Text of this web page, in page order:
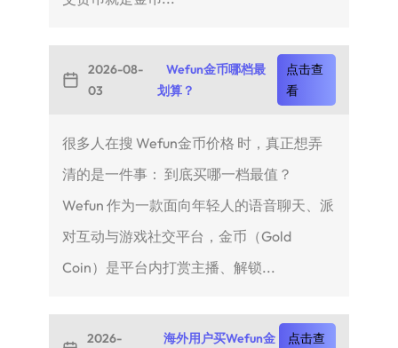
2026-08-
03
Wefun金币哪档最
划算？
点击查
看
很多人在搜 Wefun金币价格 时，真正想弄
清的是一件事： 到底买哪一档最值？
Wefun 作为一款面向年轻人的语音聊天、派
对互动与游戏社交平台，金币（Gold
Coin）是平台内打赏主播、解锁...
2026-
海外用户买Wefun金
点击查